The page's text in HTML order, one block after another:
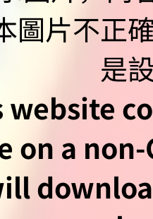
website
on a